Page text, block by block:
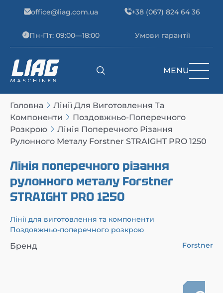
office@liag.com.ua +38 (067) 824 64 36
Пн-Пт: 09:00—18:00 Умови гарантії
Main Navigation MENU
Головна
Лінії Для Виготовлення Та
Компоненти
Поздовжньо-Поперечного
Розкрою
Лінія Поперечного Різання
Рулонного Металу Forstner STRAIGHT PRO 1250
Лінія поперечного різання
рулонного металу Forstner
STRAIGHT PRO 1250
Лінії для виготовлення та компоненти
Поздовжньо-поперечного розкрою
Бренд Forstner